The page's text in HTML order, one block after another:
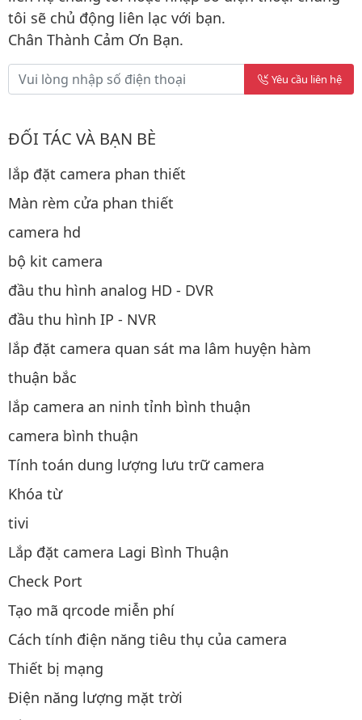
tôi sẽ chủ động liên lạc với bạn.
Chân Thành Cảm Ơn Bạn.
Yêu cầu liên hệ
ĐỐI TÁC VÀ BẠN BÈ
lắp đặt camera phan thiết
Màn rèm cửa phan thiết
camera hd
bộ kit camera
đầu thu hình analog HD - DVR
đầu thu hình IP - NVR
lắp đặt camera quan sát ma lâm huyện hàm
thuận bắc
lắp camera an ninh tỉnh bình thuận
camera bình thuận
Tính toán dung lượng lưu trữ camera
Khóa từ
tivi
Lắp đặt camera Lagi Bình Thuận
Check Port
Tạo mã qrcode miễn phí
Cách tính điện năng tiêu thụ của camera
Thiết bị mạng
Điện năng lượng mặt trời